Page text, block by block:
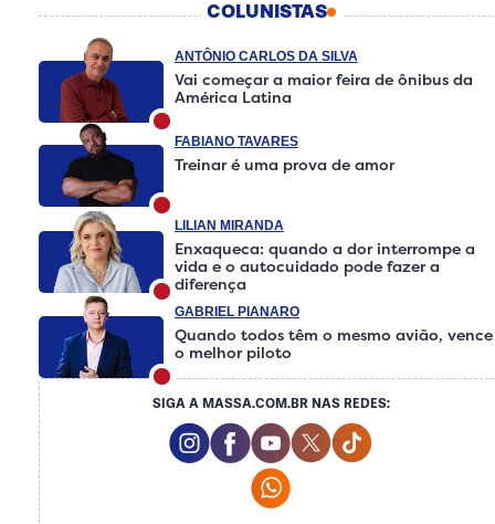
COLUNISTAS
ANTÔNIO CARLOS DA SILVA
Vai começar a maior feira de ônibus da
América Latina
FABIANO TAVARES
Treinar é uma prova de amor
LILIAN MIRANDA
Enxaqueca: quando a dor interrompe a
vida e o autocuidado pode fazer a
diferença
GABRIEL PIANARO
Quando todos têm o mesmo avião, vence
o melhor piloto
SIGA A MASSA.COM.BR NAS REDES:
Instagram Social Media
Facebook Social Media
Youtube Social Media
Twitter Social Media